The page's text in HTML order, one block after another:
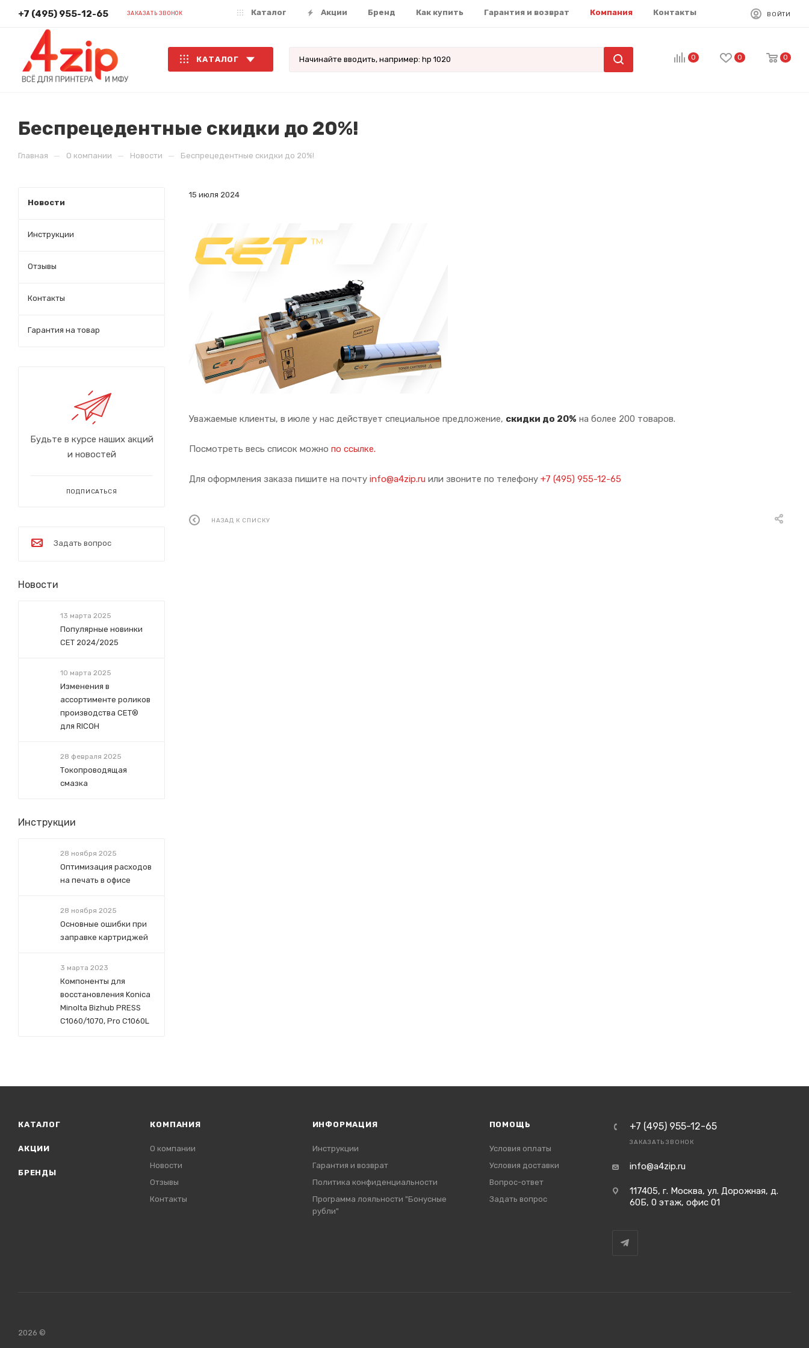
+7 (495) 955-12-65 ЗАКАЗАТЬ ЗВОНОК Каталог Акции Бренд Как купить Гарантия и возврат Компания Контакты ВОЙТИ
КАТАЛОГ 0 0 0
Беспрецедентные скидки до 20%!
Главная — О компании — Новости — Беспрецедентные скидки до 20%!
15 июля 2024
Уважаемые клиенты, в июле у нас действует специальное предложение, скидки до 20% на более 200 товаров.
Посмотреть весь список можно по ссылке.
Для оформления заказа пишите на почту info@a4zip.ru или звоните по телефону +7 (495) 955-12-65
НАЗАД К СПИСКУ
Новости
Инструкции
Отзывы
Контакты
Гарантия на товар
Будьте в курсе наших акций
и новостей
ПОДПИСАТЬСЯ
Задать вопрос
Новости
13 марта 2025
Популярные новинки
СЕТ 2024/2025
10 марта 2025
Изменения в
ассортименте роликов
производства СЕТ®
для RICOH
28 февраля 2025
Токопроводящая
смазка
Инструкции
28 ноября 2025
Оптимизация расходов
на печать в офисе
28 ноября 2025
Основные ошибки при
заправке картриджей
3 марта 2023
Компоненты для
восстановления Konica
Minolta Bizhub PRESS
C1060/1070, Pro C1060L
КАТАЛОГ
АКЦИИ
БРЕНДЫ
КОМПАНИЯ
О компании
Новости
Отзывы
Контакты
ИНФОРМАЦИЯ
Инструкции
Гарантия и возврат
Политика конфиденциальности
Программа лояльности "Бонусные
рубли"
ПОМОЩЬ
Условия оплаты
Условия доставки
Вопрос-ответ
Задать вопрос
+7 (495) 955-12-65
ЗАКАЗАТЬ ЗВОНОК
info@a4zip.ru
117405, г. Москва, ул. Дорожная, д.
60Б, 0 этаж, офис 01
2026 ©